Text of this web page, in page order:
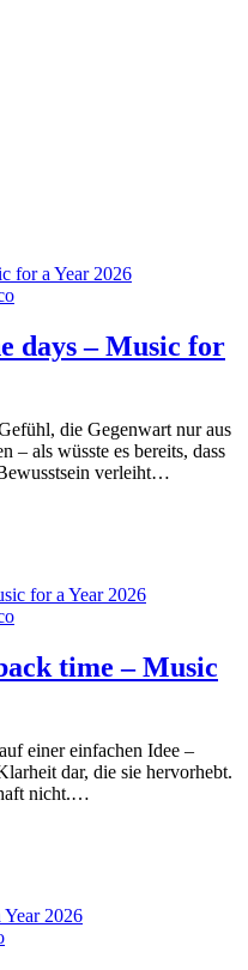
for a Year 2026
days – Music for
die Gegenwart nur aus
– als wüsste es bereits, dass
verleiht…
for a Year 2026
time – Music
einer einfachen Idee –
dar, die sie hervorhebt.
nicht.…
2026